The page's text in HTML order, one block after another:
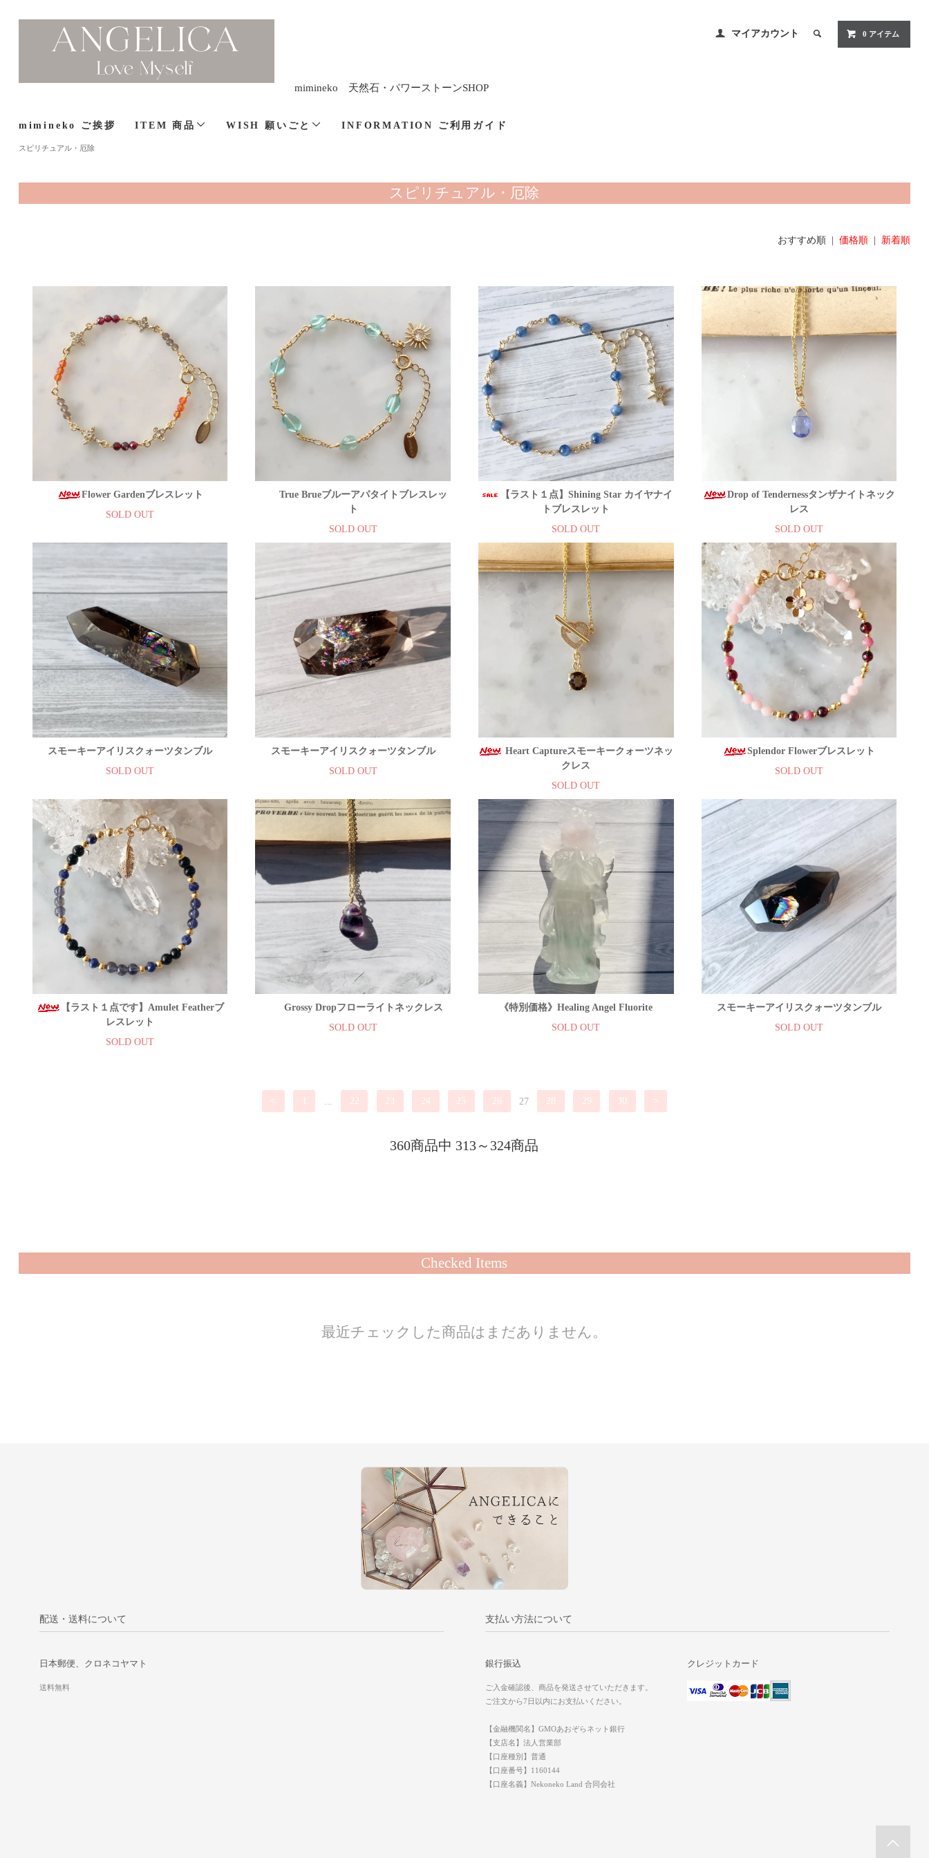
mimineko 天然石・パワーストーンSHOP
マイアカウント 0 アイテム
mimineko ご挨拶 ITEM 商品 WISH 願いごと INFORMATION ご利用ガイド
スピリチュアル・厄除
スピリチュアル・厄除
おすすめ順 |価格順 新着順
Flower Gardenブレスレット
SOLD OUT
True Brueブルーアパタイトブレスレッ
ト
SOLD OUT
【ラスト１点】Shining Star カイヤナイ
トブレスレット
SOLD OUT
Drop of Tendernessタンザナイトネック
レス
SOLD OUT
スモーキーアイリスクォーツタンブル
SOLD OUT
スモーキーアイリスクォーツタンブル
SOLD OUT
Heart Captureスモーキークォーツネッ
クレス
SOLD OUT
Splendor Flowerブレスレット
SOLD OUT
【ラスト１点です】Amulet Featherブ
レスレット
SOLD OUT
Grossy Dropフローライトネックレス
SOLD OUT
《特別価格》Healing Angel Fluorite
SOLD OUT
スモーキーアイリスクォーツタンブル
SOLD OUT
< 22 23 24 25 26 27 28 29 30 >
360商品中 313～324商品
Checked Items
最近チェックした商品はまだありません。
配送・送料について
日本郵便、クロネコヤマト
送料無料
支払い方法について
銀行振込
ご入金確認後、商品を発送させていただきます。
ご注文から7日以内にお支払いください。
【金融機関名】GMOあおぞらネット銀行
【支店名】法人営業部
【口座種別】普通
【口座番号】1160144
【口座名義】Nekoneko Land 合同会社
クレジットカード